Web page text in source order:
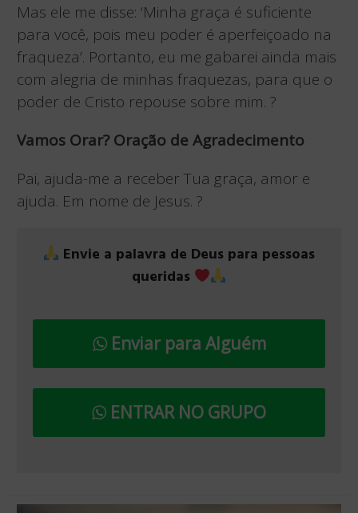
Mas ele me disse: ‘Minha graça é suficiente
para você, pois meu poder é aperfeiçoado na
fraqueza’. Portanto, eu me gabarei ainda mais
com alegria de minhas fraquezas, para que o
poder de Cristo repouse sobre mim. ?
Vamos Orar? Oração de Agradecimento
Pai, ajuda-me a receber Tua graça, amor e
ajuda. Em nome de Jesus. ?
Envie a palavra de Deus para pessoas
queridas
Enviar para Alguém
ENTRAR NO GRUPO